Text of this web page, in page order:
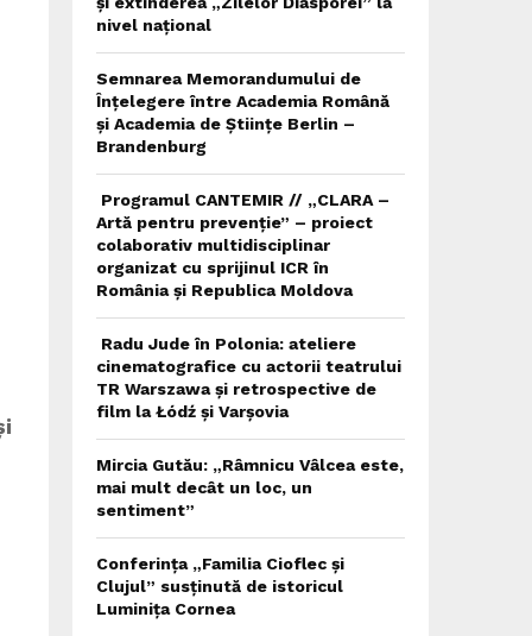
nivel național
Semnarea Memorandumului de
Înțelegere între Academia Română
și Academia de Științe Berlin –
Brandenburg
Programul CANTEMIR // „CLARA –
Artă pentru prevenție” – proiect
colaborativ multidisciplinar
organizat cu sprijinul ICR în
România și Republica Moldova
Radu Jude în Polonia: ateliere
cinematografice cu actorii teatrului
TR Warszawa și retrospective de
film la Łódź și Varșovia
Mircia Gutău: „Râmnicu Vâlcea este,
mai mult decât un loc, un
sentiment”
Conferința „Familia Cioflec și
Clujul” susținută de istoricul
Luminița Cornea